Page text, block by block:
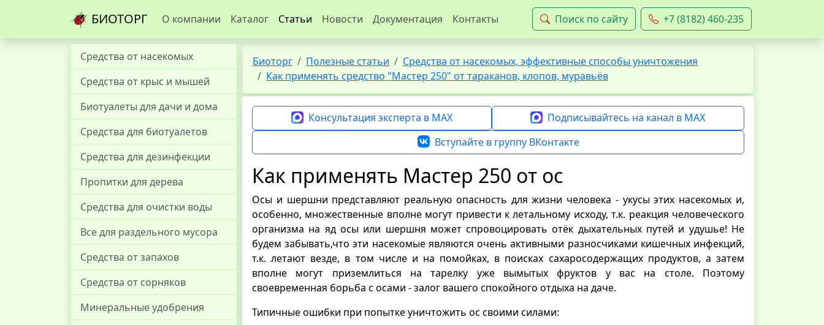
БИОТОРГ О компании Каталог Статьи Новости Документация Контакты Поиск по сайту +7 (8182) 460-235
Средства от насекомых
Средства от крыс и мышей
Биотуалеты для дачи и дома
Средства для биотуалетов
Средства для дезинфекции
Пропитки для дерева
Средства для очистки воды
Все для раздельного мусора
Средства от запахов
Средства от сорняков
Минеральные удобрения
Биоторг Полезные статьи
Средства от насекомых, эффективные способы уничтожения
Как применять средство "Мастер 250" от тараканов, клопов, муравьёв
Консультация эксперта в MAX
Подписывайтесь на канал в MAX
Вступайте в группу ВКонтакте
Как применять Мастер 250 от ос
Осы и шершни представляют реальную опасность для жизни человека - укусы этих насекомых и,
особенно, множественные вполне могут привести к летальному исходу, т.к. реакция человеческого
организма на яд осы или шершня может спровоцировать отёк дыхательных путей и удушье! Не
будем забывать,что эти насекомые являются очень активными разносчиками кишечных инфекций,
т.к. летают везде, в том числе и на помойках, в поисках сахаросодержащих продуктов, а затем
вполне могут приземлиться на тарелку уже вымытых фруктов у вас на столе. Поэтому
своевременная борьба с осами - залог вашего спокойного отдыха на даче.
Типичные ошибки при попытке уничтожить ос своими силами: